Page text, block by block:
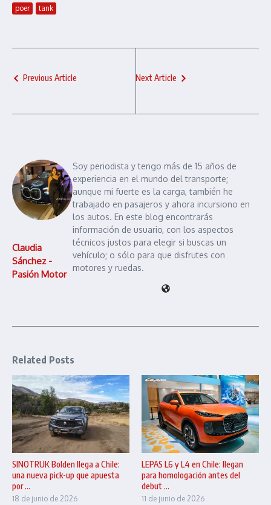
poer
tank
Previous Article Next Article
Claudia
Sánchez -
Pasión Motor
Soy periodista y tengo más de 15 años de
experiencia en el mundo del transporte;
aunque mi fuerte es la carga, también he
trabajado en pasajeros y ahora incursiono en
los autos. En este blog encontrarás
información de usuario, con los aspectos
técnicos justos para elegir si buscas un
vehículo; o sólo para que disfrutes con
motores y ruedas.
Related Posts
SINOTRUK Bolden llega a Chile:
una nueva pick-up que apuesta
por ...
18 de junio de 2026
LEPAS L6 y L4 en Chile: llegan
para homologación antes del
debut ...
11 de junio de 2026